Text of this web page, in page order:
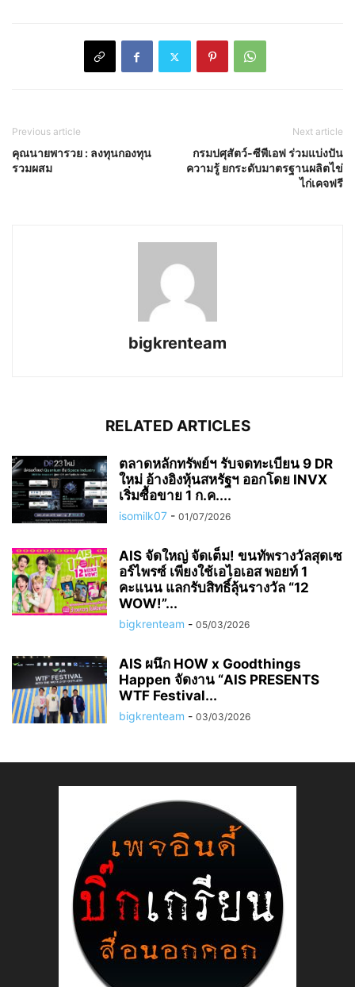
Previous article
คุณนายพารวย : ลงทุนกองทุน
รวมผสม
Next article
กรมปศุสัตว์-ซีพีเอฟ ร่วมแบ่งปัน
ความรู้ ยกระดับมาตรฐานผลิตไข่
ไก่เคจฟรี
bigkrenteam
RELATED ARTICLES
ตลาดหลักทรัพย์ฯ รับจดทะเบียน 9 DR
ใหม่ อ้างอิงหุ้นสหรัฐฯ ออกโดย INVX
เริ่มซื้อขาย 1 ก.ค....
isomilk07 - 01/07/2026
AIS จัดใหญ่ จัดเต็ม! ขนทัพรางวัลสุดเซ
อร์ไพรซ์ เพียงใช้เอไอเอส พอยท์ 1
คะแนน แลกรับสิทธิ์ลุ้นรางวัล “12
WOW!”...
bigkrenteam - 05/03/2026
AIS ผนึก HOW x Goodthings
Happen จัดงาน “AIS PRESENTS
WTF Festival...
bigkrenteam - 03/03/2026